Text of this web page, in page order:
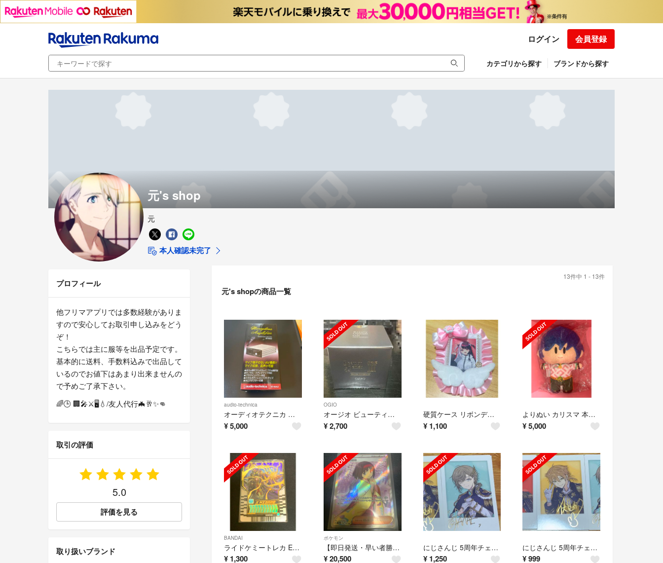
ログイン 会員登録
カテゴリから探す ブランドから探す
元's shop
元
本人確認未完了
13件中 1 - 13件
元's shopの商品一覧
audio-technica
オーディオテクニカ マイクプリアンプ AT-MA2
¥5,000
OGIO
オージオ ビューティーオープナージェル
¥2,700
硬質ケース リボンデコ ハンドメイド
¥ 1,100
よりぬい カリスマ 本橋依央利
¥5,000
BANDAI
ライドケミートレカ EX X WIZARD ウィザード
¥ 1,300
ポケモン
【即日発送・早い者勝ち】エリカの招待 SR
¥20,500
にじさんじ 5周年チェキ風カード 叶
¥ 1,250
にじさんじ 5周年チェキ風カード 伏見ガク
¥999
プロフィール
他フリマアプリでは多数経験がありま
すので安心してお取引申し込みをどう
ぞ！
こちらでは主に服等を出品予定です。
基本的に送料、手数料込みで出品して
いるのでお値下はあまり出来ませんの
で予めご了承下さい。
🌈🕒 🏢🎤⚔️🖥💧/友人代行🦇🥂✨👊
取引の評価
5.0
評価を見る
取り扱いブランド